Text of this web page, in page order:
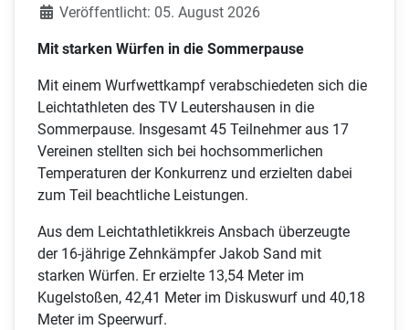
Veröffentlicht: 05. August 2026
Mit starken Würfen in die Sommerpause
Mit einem Wurfwettkampf verabschiedeten sich die
Leichtathleten des TV Leutershausen in die
Sommerpause. Insgesamt 45 Teilnehmer aus 17
Vereinen stellten sich bei hochsommerlichen
Temperaturen der Konkurrenz und erzielten dabei
zum Teil beachtliche Leistungen.
Aus dem Leichtathletikkreis Ansbach überzeugte
der 16-jährige Zehnkämpfer Jakob Sand mit
starken Würfen. Er erzielte 13,54 Meter im
Kugelstoßen, 42,41 Meter im Diskuswurf und 40,18
Meter im Speerwurf.